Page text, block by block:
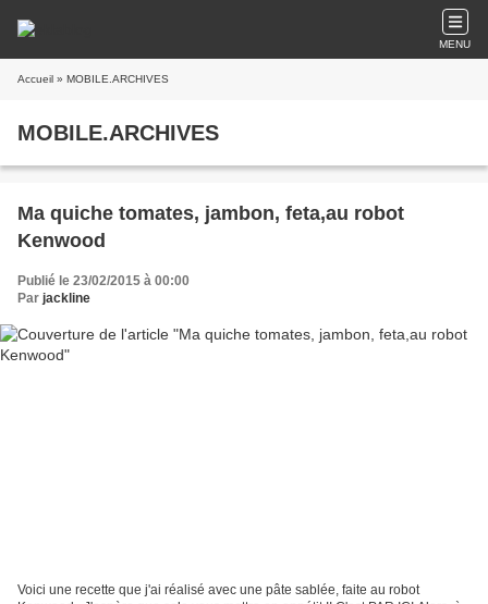
MENU
Accueil » MOBILE.ARCHIVES
MOBILE.ARCHIVES
Ma quiche tomates, jambon, feta,au robot
Kenwood
Publié le 23/02/2015 à 00:00
Par jackline
Voici une recette que j'ai réalisé avec une pâte sablée, faite au robot